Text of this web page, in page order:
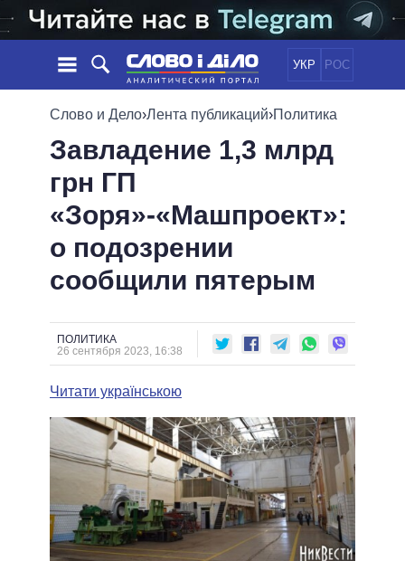
УКР РОС
НОВОСТИ
ЛЕНТА
СОБЫТИЯ
СТАТЬИ
МНЕНИЯ
ОБЗОРЫ
ДАЙДЖЕСТЫ
ПОЛИТИКА
ОБЩЕСТВО
ОБЕЩАНИЯ
ВСЕ ПОЛИТИКИ
ПРЕЗИДЕНТ И ОФИС
ВЕРХОВНАЯ РАДА
ГЛАВЫ ОБЛАДМИНИСТРАЦИЙ
МЭРЫ
ВСЕ ПЕРСОНЫ
ИНФОГРАФИКА
ВИДЕО
СРАВНЕНИЕ ПОЛИТИКОВ
Слово и Дело›Лента публикаций›Политика
Завладение 1,3 млрд
грн ГП
«Зоря»-«Машпроект»:
о подозрении
сообщили пятерым
ПОЛИТИКА
26 сентября 2023, 16:38
Читати українською